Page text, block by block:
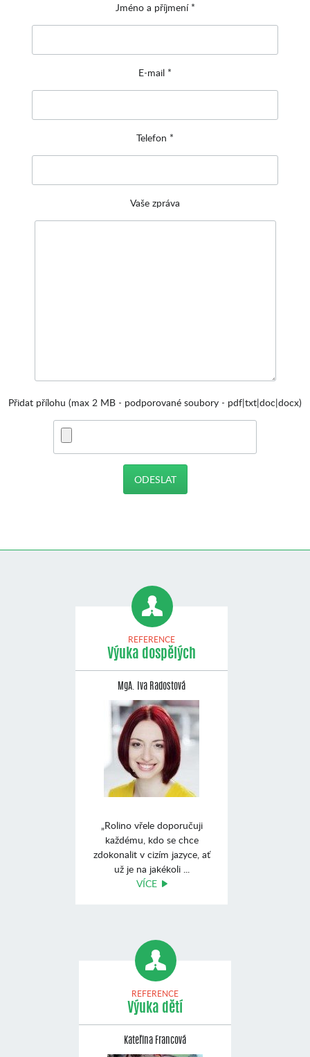
Jméno a příjmení *
E-mail *
Telefon *
Vaše zpráva
Přidat přílohu (max 2 MB - podporované soubory - pdf|txt|doc|docx)
REFERENCE
Výuka dospělých
MgA. Iva Radostová
„Rolino vřele doporučuji
každému, kdo se chce
zdokonalit v cizím jazyce, ať
už je na jakékoli ...
VÍCE
REFERENCE
Výuka dětí
Kateřina Francová